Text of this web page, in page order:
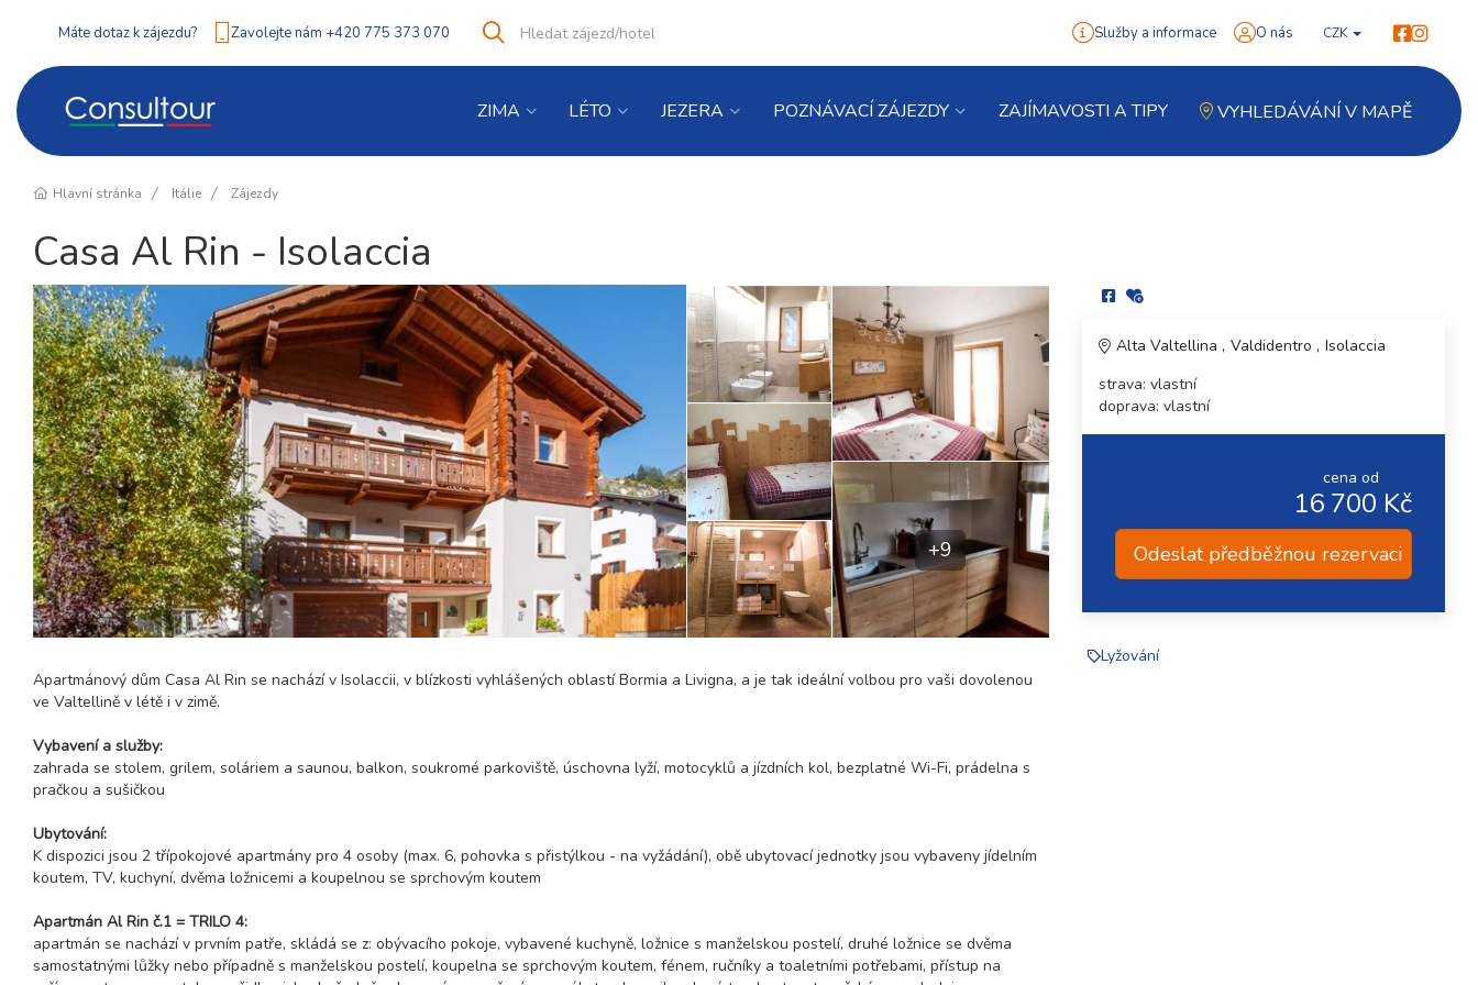
Máte dotaz k zájezdu? Zavolejte nám +420 775 373 070
co
Vyhledat Služby a informace O nás CZK
ZIMA LÉTO JEZERA POZNÁVACÍ ZÁJEZDY ZAJÍMAVOSTI A TIPY VYHLEDÁVÁNÍ V MAPĚ
Hlavní stránka Itálie Zájezdy
Casa Al Rin - Isolaccia
+9
Apartmánový dům Casa Al Rin se nachází v Isolaccii, v blízkosti vyhlášených oblastí Bormia a Livigna, a je tak ideální volbou pro vaši dovolenou
ve Valtellině v létě i v zimě.
Vybavení a služby:
zahrada se stolem, grilem, soláriem a saunou, balkon, soukromé parkoviště, úschovna lyží, motocyklů a jízdních kol, bezplatné Wi-Fi, prádelna s
pračkou a sušičkou
Ubytování:
K dispozici jsou 2 třípokojové apartmány pro 4 osoby (max. 6, pohovka s přistýlkou - na vyžádání), obě ubytovací jednotky jsou vybaveny jídelním
koutem, TV, kuchyní, dvěma ložnicemi a koupelnou se sprchovým koutem
Apartmán Al Rin č.1 = TRILO 4:
apartmán se nachází v prvním patře, skládá se z: obývacího pokoje, vybavené kuchyně, ložnice s manželskou postelí, druhé ložnice se dvěma
samostatnými lůžky nebo případně s manželskou postelí, koupelna se sprchovým koutem, fénem, ​​ručníky a toaletními potřebami, přístup na
Alta Valtellina Valdidentro
Isolaccia
strava: vlastní
doprava: vlastní
cena od
16 700 Kč
Odeslat předběžnou rezervaci
Lyžování